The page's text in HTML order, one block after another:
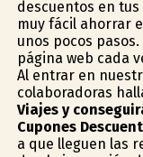
descuentos en
muy fácil ahorrar
unos pocos
página web cada
Al entrar en
colaboradoras
Viajes y
Cupones
a que lleguen las